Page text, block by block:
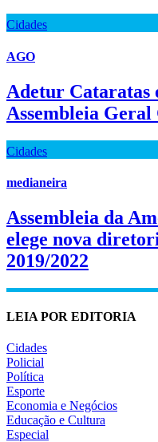
Cidades
AGO
Adetur Cataratas
Assembleia
Cidades
medianeira
Assembleia da
elege nova
2019/2022
LEIA POR EDITORIA
Cidades
Policial
Política
Esporte
Economia e Negócios
Educação e Cultura
Especial